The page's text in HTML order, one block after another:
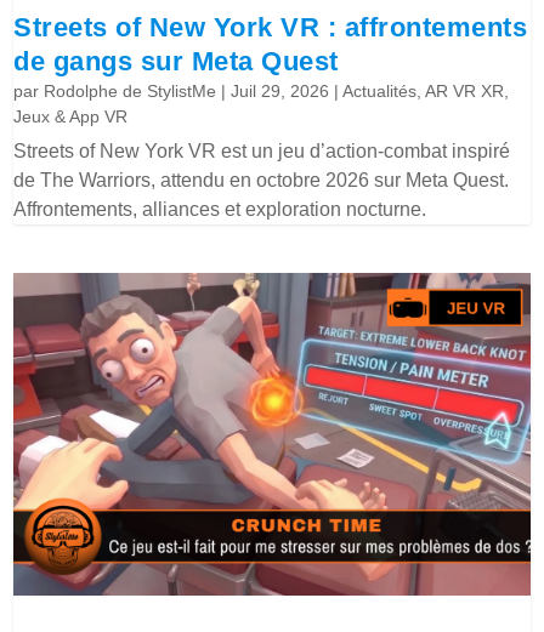
Streets of New York VR : affrontements
de gangs sur Meta Quest
par Rodolphe de StylistMe |Juil 29, 2026 |Actualités,AR VR XR,
Jeux & App VR
Streets of New York VR est un jeu d’action-combat inspiré
de The Warriors, attendu en octobre 2026 sur Meta Quest.
Affrontements, alliances et exploration nocturne.